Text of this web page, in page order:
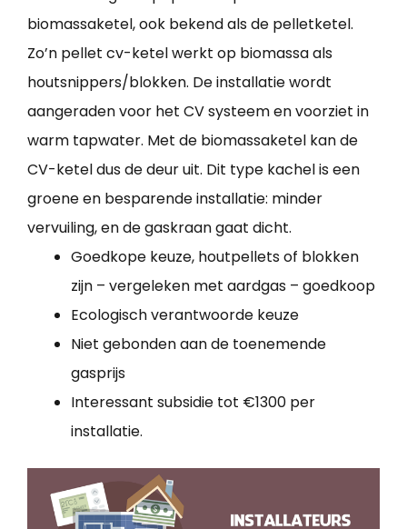
biomassaketel, ook bekend als de pelletketel.
Zo’n pellet cv-ketel werkt op biomassa als
houtsnippers/blokken. De installatie wordt
aangeraden voor het CV systeem en voorziet in
warm tapwater. Met de biomassaketel kan de
CV-ketel dus de deur uit. Dit type kachel is een
groene en besparende installatie: minder
vervuiling, en de gaskraan gaat dicht.
Goedkope keuze, houtpellets of blokken
zijn – vergeleken met aardgas – goedkoop
Ecologisch verantwoorde keuze
Niet gebonden aan de toenemende
gasprijs
Interessant subsidie tot €1300 per
installatie.